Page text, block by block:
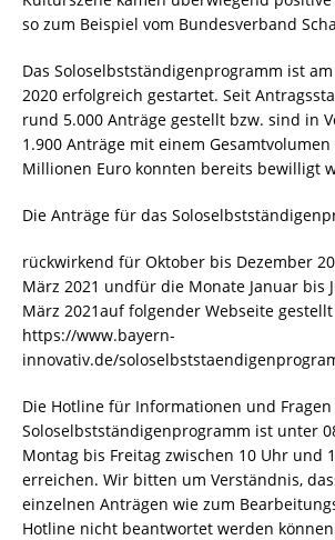
so zum Beispiel vom Bundesverband
Das Soloselbstständigenprogramm ist
2020 erfolgreich gestartet. Seit
rund 5.000 Anträge gestellt bzw. sind in
1.900 Anträge mit einem
Millionen Euro konnten bereits bewilligt
Die Anträge für das
rückwirkend für Oktober bis Dezember
März 2021 undfür die Monate Januar bis
März 2021auf folgender Webseite
https://www.bayern-
innovativ.de/
Die Hotline für Informationen und Fragen
Soloselbstständigenprogramm ist unter
Montag bis Freitag zwischen 10 Uhr und
erreichen. Wir bitten um Verständnis,
einzelnen Anträgen wie zum
Hotline nicht beantwortet werden